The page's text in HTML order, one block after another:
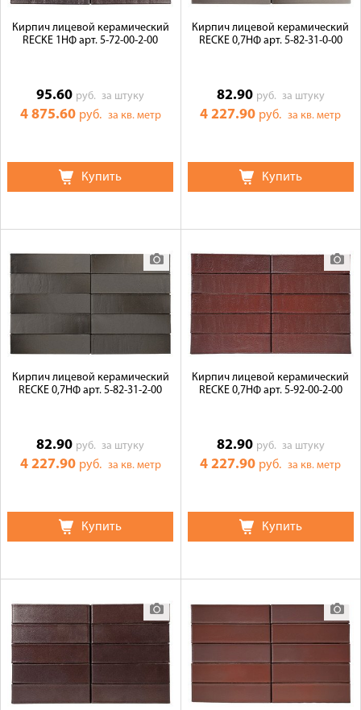
Кирпич лицевой керамический
RECKE 1НФ арт. 5-72-00-2-00
95.60 руб.за штуку
4 875.60 руб. за кв. метр
Купить
Кирпич лицевой керамический
RECKE 0,7НФ арт. 5-82-31-0-00
82.90 руб. за штуку
4 227.90 руб.за кв. метр
Купить
Кирпич лицевой керамический
RECKE 0,7НФ арт. 5-82-31-2-00
82.90 руб.за штуку
4 227.90 руб. за кв. метр
Купить
Кирпич лицевой керамический
RECKE 0,7НФ арт. 5-92-00-2-00
82.90 руб. за штуку
4 227.90 руб.за кв. метр
Купить